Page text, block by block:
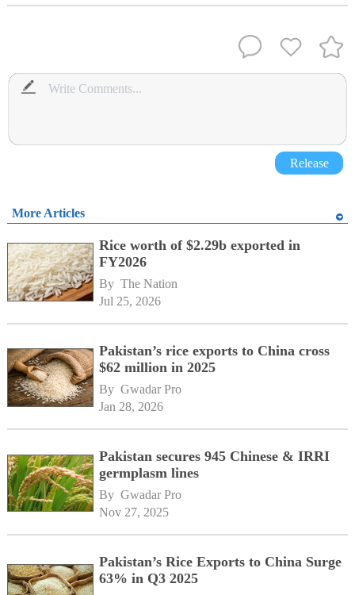
Release
More Articles
Rice worth of $2.29b exported in
FY2026
By The Nation
Jul 25, 2026
Pakistan’s rice exports to China cross
$62 million in 2025
By Gwadar Pro
Jan 28, 2026
Pakistan secures 945 Chinese & IRRI
germplasm lines
By Gwadar Pro
Nov 27, 2025
Pakistan’s Rice Exports to China Surge
63% in Q3 2025